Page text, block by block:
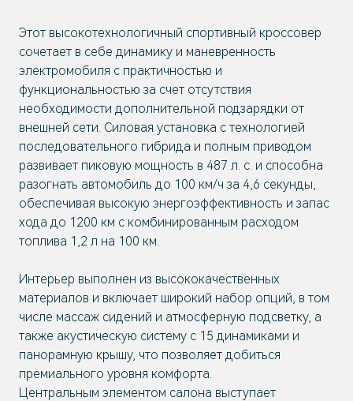
Этот высокотехнологичный спортивный кроссовер
сочетает в себе динамику и маневренность
электромобиля с практичностью и
функциональностью за счет отсутствия
необходимости дополнительной подзарядки от
внешней сети. Силовая установка с технологией
последовательного гибрида и полным приводом
развивает пиковую мощность в 487 л. с. и способна
разогнать автомобиль до 100 км/ч за 4,6 секунды,
обеспечивая высокую энергоэффективность и запас
хода до 1200 км с комбинированным расходом
топлива 1,2 л на 100 км.
Интерьер выполнен из высококачественных
материалов и включает широкий набор опций, в том
числе массаж сидений и атмосферную подсветку, а
также акустическую систему с 15 динамиками и
панорамную крышу, что позволяет добиться
премиального уровня комфорта.
Центральным элементом салона выступает